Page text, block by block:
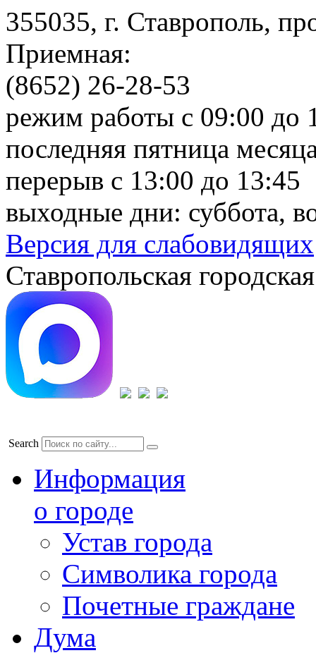
355035, г. Ставрополь,
Приемная:
(8652) 26-28-53
режим работы с 09:00 до
последняя пятница
перерыв с 13:00 до 13:45
выходные дни: суббота,
Версия для слабовидящих
Ставропольская
Search
Информация
о городе
Устав города
Символика города
Почетные граждане
Дума